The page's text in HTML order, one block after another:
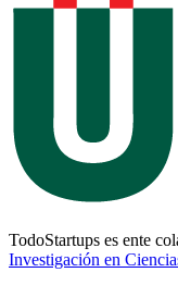
TodoStartups es ente
Investigación en